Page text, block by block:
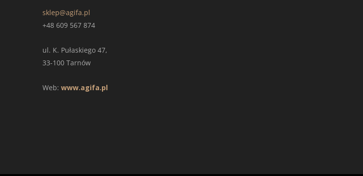
sklep@agifa.pl
+48 609 567 874
ul. K. Pułaskiego 47,
33-100 Tarnów
Web: www.agifa.pl